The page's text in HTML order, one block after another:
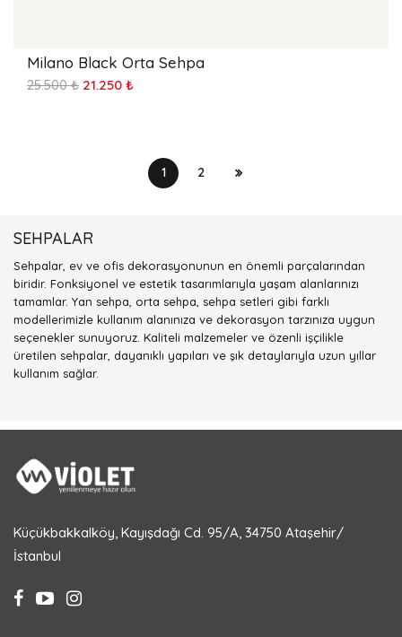
Milano Black Orta Sehpa
25.500 ₺ 21.250 ₺
1 2
SEHPALAR
Sehpalar, ev ve ofis dekorasyonunun en önemli parçalarından
biridir. Fonksiyonel ve estetik tasarımlarıyla yaşam alanlarınızı
tamamlar. Yan sehpa, orta sehpa, sehpa setleri gibi farklı
modellerimizle kullanım alanınıza ve dekorasyon tarzınıza uygun
seçenekler sunuyoruz. Kaliteli malzemeler ve özenli işçilikle
üretilen sehpalar, dayanıklı yapıları ve şık detaylarıyla uzun yıllar
kullanım sağlar.
Küçükbakkalköy, Kayışdağı Cd. 95/A, 34750 Ataşehir/
İstanbul